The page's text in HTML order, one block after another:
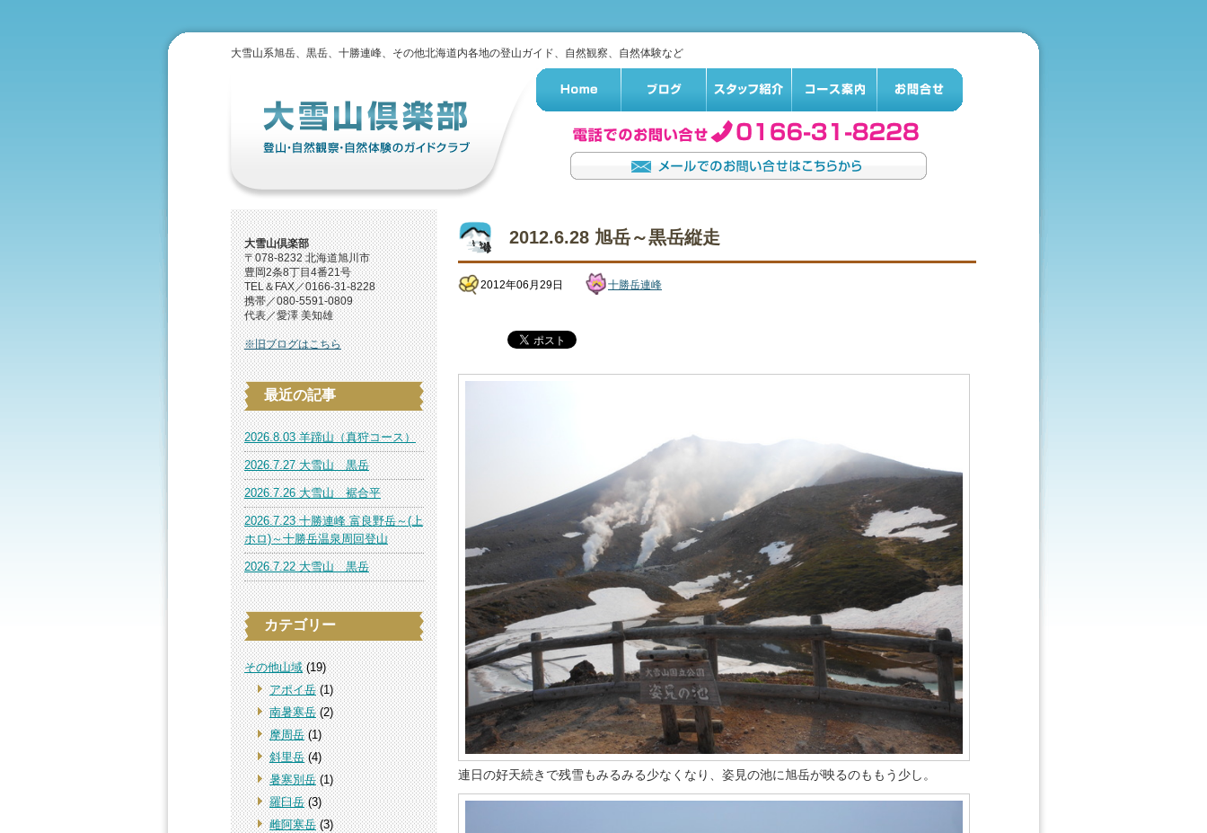
大雪山系旭岳、黒岳、十勝連峰、その他北海道内各地の登山ガイド、自然観察、自然体験など
大雪山倶楽部
〒078-8232 北海道旭川市
豊岡2条8丁目4番21号
TEL＆FAX／0166-31-8228
携帯／080-5591-0809
代表／愛澤 美知雄
※旧ブログはこちら
最近の記事
2026.8.03 羊蹄山（真狩コース）
2026.7.27 大雪山 黒岳
2026.7.26 大雪山 裾合平
2026.7.23 十勝連峰 富良野岳～(上
ホロ)～十勝岳温泉周回登山
2026.7.22 大雪山 黒岳
カテゴリー
その他山域(19)
アポイ岳(1)
南暑寒岳(2)
摩周岳(1)
斜里岳(4)
暑寒別岳(1)
羅臼岳(3)
雌阿寒岳(3)
2012.6.28 旭岳～黒岳縦走
2012年06月29日 十勝岳連峰
連日の好天続きで残雪もみるみる少なくなり、姿見の池に旭岳が映るのももう少し。